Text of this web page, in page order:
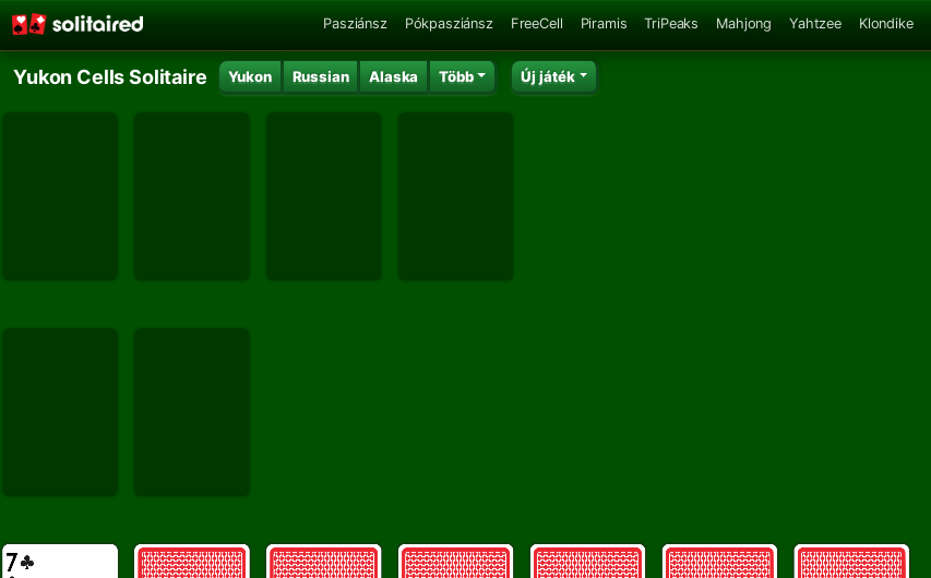
Pasziánsz Pókpasziánsz FreeCell Piramis TriPeaks Mahjong Yahtzee Klondike
Yukon Cells Solitaire Yukon Russian Alaska Több Új játék